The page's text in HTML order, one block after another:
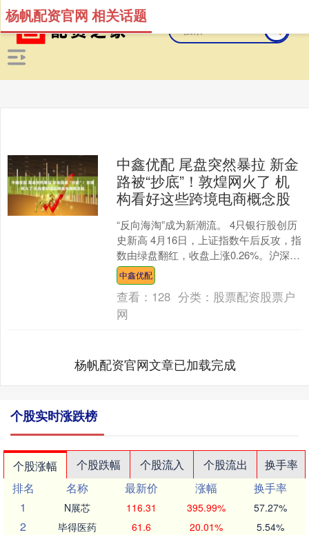
杨帆配资官网 相关话题
中鑫优配 尾盘突然暴拉 新金
路被“抄底”！敦煌网火了 机
构看好这些跨境电商概念股
“反向海淘”成为新潮流。 4只银行股创历
史新高 4月16日，上证指数午后反攻，指
数由绿盘翻红，收盘上涨0.26%。沪深
300指数也由绿盘翻红，收盘上涨
0.31%....
中鑫优配
查看： 128 分类： 股票配资股票户
网
杨帆配资官网文章已加载完成
个股实时涨跌榜
个股涨幅 个股跌幅 个股流入 个股流出
换手率
排名
名称 最新价 涨幅
换手率
1
N展芯 116.31 395.99% 57.27%
2 毕得医药 61.6 20.01% 5.54%